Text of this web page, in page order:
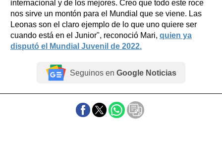
internacional y de los mejores. Creo que todo este roce
nos sirve un montón para el Mundial que se viene. Las
Leonas son el claro ejemplo de lo que uno quiere ser
cuando está en el Junior", reconoció Mari, quien ya
disputó el Mundial Juvenil de 2022.
Seguinos en Google Noticias